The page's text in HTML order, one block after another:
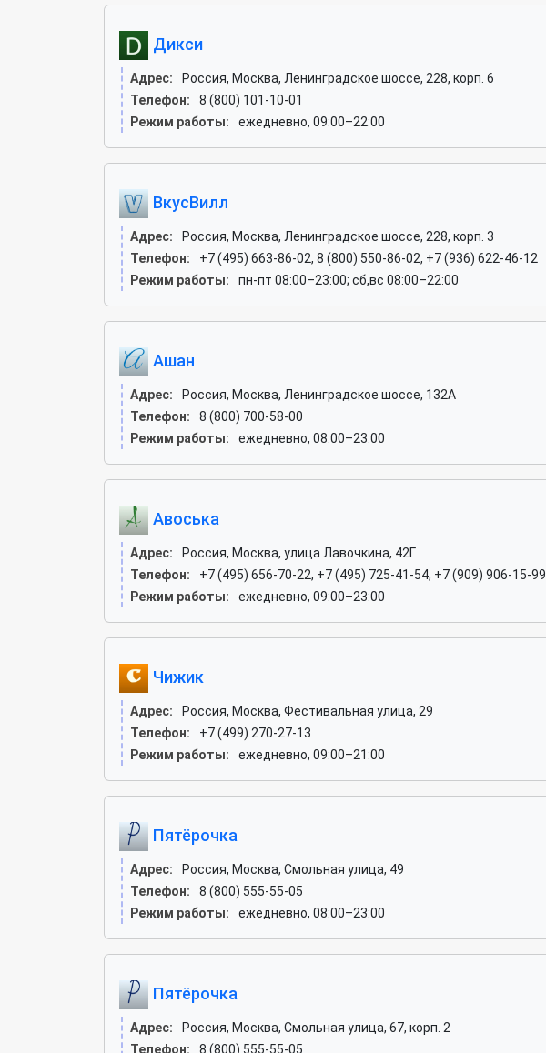
Дикси
Адрес:
Россия, Москва, Ленинградское шоссе, 228, корп. 6
Телефон:
8 (800) 101-10-01
Режим работы:
ежедневно, 09:00–22:00
ВкусВилл
Адрес:
Россия, Москва, Ленинградское шоссе, 228, корп. 3
Телефон:
+7 (495) 663-86-02, 8 (800) 550-86-02, +7 (936) 622-46-12
Режим работы:
пн-пт 08:00–23:00; сб,вс 08:00–22:00
Ашан
Адрес:
Россия, Москва, Ленинградское шоссе, 132А
Телефон:
8 (800) 700-58-00
Режим работы:
ежедневно, 08:00–23:00
Авоська
Адрес:
Россия, Москва, улица Лавочкина, 42Г
Телефон:
+7 (495) 656-70-22, +7 (495) 725-41-54, +7 (909) 906-15-99
Режим работы:
ежедневно, 09:00–23:00
Чижик
Адрес:
Россия, Москва, Фестивальная улица, 29
Телефон:
+7 (499) 270-27-13
Режим работы:
ежедневно, 09:00–21:00
Пятёрочка
Адрес:
Россия, Москва, Смольная улица, 49
Телефон:
8 (800) 555-55-05
Режим работы:
ежедневно, 08:00–23:00
Пятёрочка
Адрес:
Россия, Москва, Смольная улица, 67, корп. 2
Телефон:
8 (800) 555-55-05